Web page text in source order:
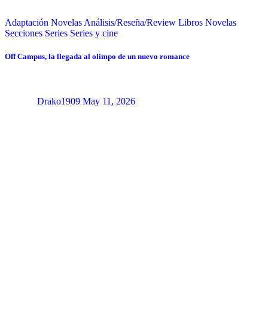
Adaptación Novelas Análisis/Reseña/Review Libros Novelas
Secciones Series Series y cine
Off Campus, la llegada al olimpo de un nuevo romance
Drako1909 May 11, 2026